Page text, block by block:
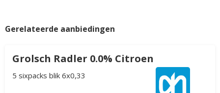
Gerelateerde aanbiedingen
Grolsch Radler 0.0% Citroen
5 sixpacks blik 6x0,33